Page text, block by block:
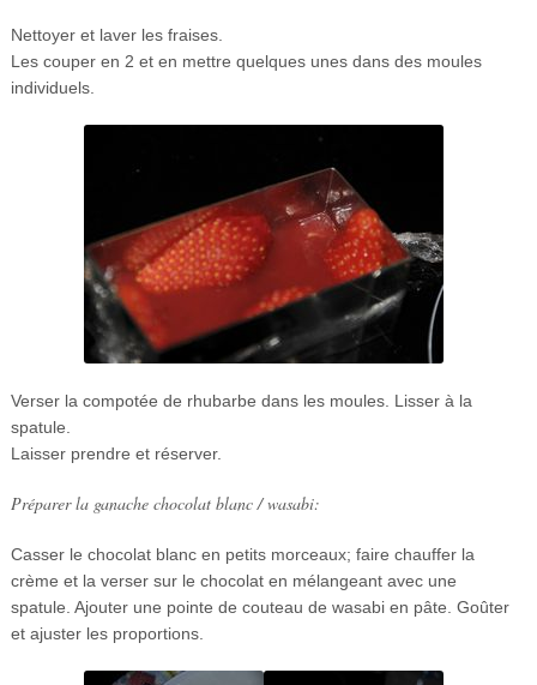
Nettoyer et laver les fraises.
Les couper en 2 et en mettre quelques unes dans des moules
individuels.
Verser la compotée de rhubarbe dans les moules. Lisser à la
spatule.
Laisser prendre et réserver.
Préparer la ganache chocolat blanc / wasabi:
Casser le chocolat blanc en petits morceaux; faire chauffer la
crème et la verser sur le chocolat en mélangeant avec une
spatule. Ajouter une pointe de couteau de wasabi en pâte. Goûter
et ajuster les proportions.